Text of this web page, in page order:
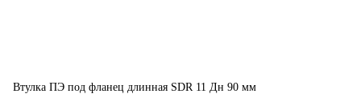
Втулка ПЭ под фланец длинная SDR 11 Дн 90 мм